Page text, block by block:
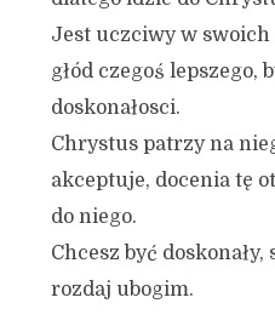
Jest uczciwy w
głód czegoś lepszego,
doskonałosci.
Chrystus patrzy na
akceptuje, docenia tę
do niego.
Chcesz być
rozdaj ubogim.